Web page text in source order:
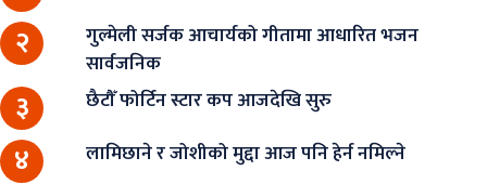
२
गुल्मेली सर्जक आचार्यको गीतामा आधारित भजन
सार्वजनिक
३ छैटौँ फोर्टिन स्टार कप आजदेखि सुरु
४ लामिछाने र जोशीको मुद्दा आज पनि हेर्न नमिल्ने